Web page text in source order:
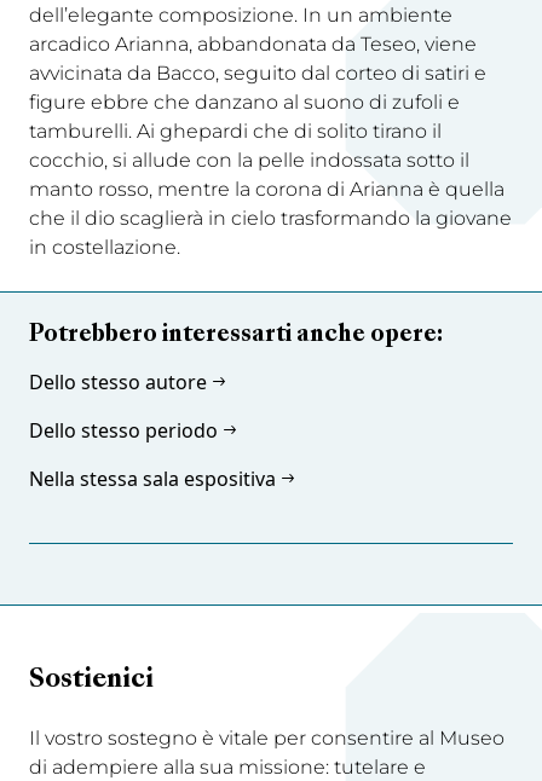
dell’elegante composizione. In un ambiente
arcadico Arianna, abbandonata da Teseo, viene
avvicinata da Bacco, seguito dal corteo di satiri e
figure ebbre che danzano al suono di zufoli e
tamburelli. Ai ghepardi che di solito tirano il
cocchio, si allude con la pelle indossata sotto il
manto rosso, mentre la corona di Arianna è quella
che il dio scaglierà in cielo trasformando la giovane
in costellazione.
Potrebbero interessarti anche opere:
Dello stesso autore
Dello stesso periodo
Nella stessa sala espositiva
Sostienici
Il vostro sostegno è vitale per consentire al Museo
di adempiere alla sua missione: tutelare e